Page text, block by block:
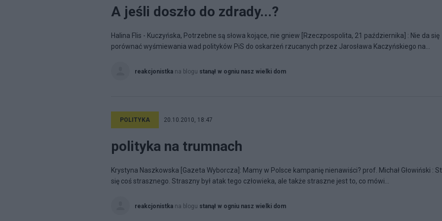
A jeśli doszło do zdrady...?
Halina Flis - Kuczyńska, Potrzebne są słowa kojące, nie gniew [Rzeczpospolita, 21 października] : Nie da się
porównać wyśmiewania wad polityków PiS do oskarżeń rzucanych przez Jarosława Kaczyńskiego na...
reakcjonistka na blogu stanął w ogniu nasz wielki dom
POLITYKA 20.10.2010, 18:47
polityka na trumnach
Krystyna Naszkowska [Gazeta Wyborcza]: Mamy w Polsce kampanię nienawiści? prof. Michał Głowiński :
się coś strasznego. Straszny był atak tego człowieka, ale także straszne jest to, co mówi...
reakcjonistka na blogu stanął w ogniu nasz wielki dom